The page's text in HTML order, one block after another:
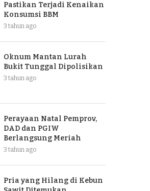
Pastikan Terjadi Kenaikan
Konsumsi BBM
3 tahun ago
Oknum Mantan Lurah
Bukit Tunggal Dipolisikan
3 tahun ago
Perayaan Natal Pemprov,
DAD dan PGIW
Berlangsung Meriah
3 tahun ago
Pria yang Hilang di Kebun